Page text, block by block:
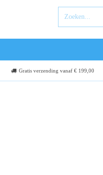
Gratis verzending vanaf € 199,00